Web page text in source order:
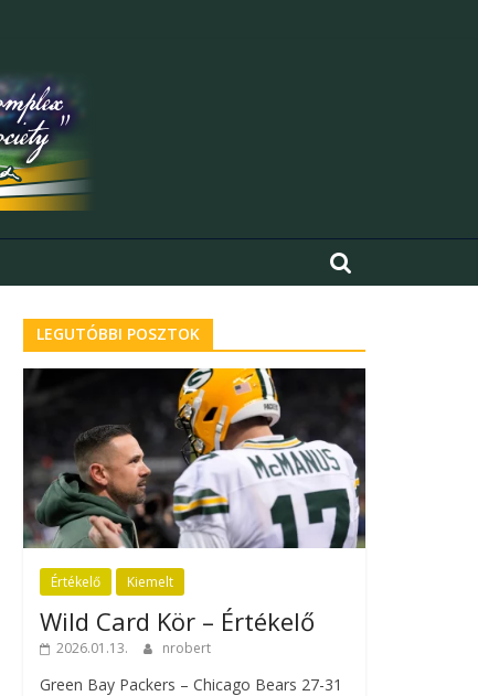
LEGUTÓBBI POSZTOK
Értékelő Kiemelt
Wild Card Kör – Értékelő
2026.01.13. nrobert
Green Bay Packers – Chicago Bears 27-31